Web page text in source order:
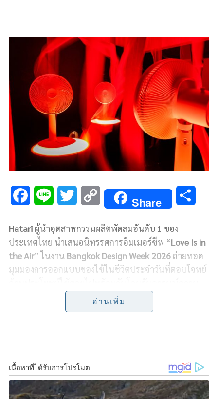
c
e
b
n
e
i
t
t
e
r
C
p
y
L
i
n
Share
r
e
Hatariผู้นำอุตสาหกรรมผลิตพัดลมอันดับ 1 ของ
ประเทศไทย นำเสนอนิทรรศการอิมเมอร์ซีฟ “Love Is in
the Air” ในงาน Bangkok Design Week 2026ถ่ายทอด
มุมมองการออกแบบของใช้ในชีวิตประจำวันที่ตอบโจทย์
รู้สึกของผู้ใช้ไปพร้อมกัน โดยตีความผ่าน “พัดลม หรือ
FAN” ที่เปรียบเสมือนคนรู้ใจใกล้ตัวซึ่งจะอยู่เคียงข้างเรา
ขึ้นในช่วงเวลาต่างๆ ของความสัมพันธ์ผ่านสื่อกลางอย่าง
“ลม” สำรวจความสัมพันธ์ของการออกแบบและอารมณ์
ไปพร้อมกันได้ตั้งแต่วันที่ 29 มกราคม – 8 กุมภาพันธ์
อ่านเพิ่ม